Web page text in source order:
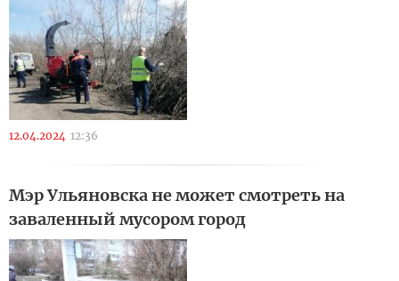
12.04.2024 12:36
Мэр Ульяновска не может смотреть на
заваленный мусором город